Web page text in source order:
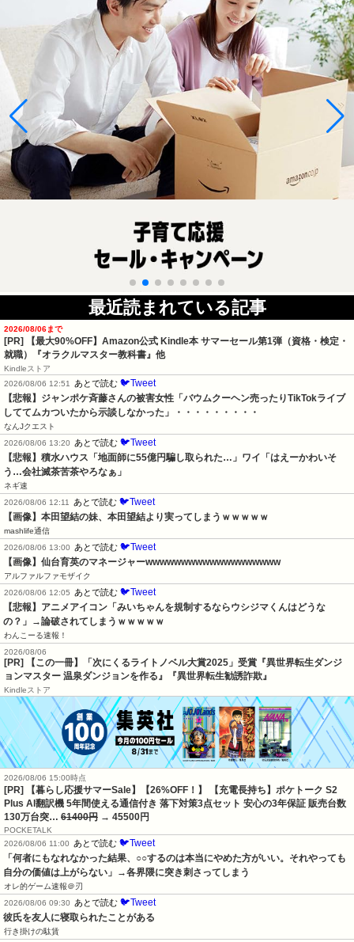
最近読まれている記事
2026/08/06まで
[PR]
【最大90%OFF】Amazon公式 Kindle本 サマーセール第1弾（資格・検定・
就職）『オラクルマスター教科書』他
Kindleストア
2026/08/06 12:51
あとで読む 🐦Tweet
【悲報】ジャンポケ斉藤さんの被害女性「バウムクーヘン売ったりTikTokライブ
しててムカついたから示談しなかった」・・・・・・・・・
なんJクエスト
2026/08/06 13:20
あとで読む 🐦Tweet
【悲報】積水ハウス「地面師に55億円騙し取られた…」ワイ「はえーかわいそ
う…会社滅茶苦茶やろなぁ」
ネギ速
2026/08/06 12:11
あとで読む 🐦Tweet
【画像】本田望結の妹、本田望結より実ってしまうｗｗｗｗｗ
mashlife通信
2026/08/06 13:00
あとで読む 🐦Tweet
【画像】仙台育英のマネージャーwwwwwwwwwwwwwwwwwww
アルファルファモザイク
2026/08/06 12:05
あとで読む 🐦Tweet
【悲報】アニメアイコン「みいちゃんを規制するならウシジマくんはどうな
の？」→論破されてしまうｗｗｗｗｗ
わんこーる速報！
2026/08/06
[PR] 【この一冊】「次にくるライトノベル大賞2025」受賞『異世界転生ダンジ
ョンマスター 温泉ダンジョンを作る』『異世界転生勧誘詐欺』
Kindleストア
2026/08/06 15:00時点
[PR] 【暮らし応援サマーSale】【26%OFF！】 【充電長持ち】ポケトーク S2
Plus AI翻訳機 5年間使える通信付き 落下対策3点セット 安心の3年保証 販売台数
130万台突… 61400円 → 45500円
POCKETALK
2026/08/06 11:00
あとで読む 🐦Tweet
「何者にもなれなかった結果、○○するのは本当にやめた方がいい。それやっても
自分の価値は上がらない」→各界隈に突き刺さってしまう
オレ的ゲーム速報＠刃
2026/08/06 09:30
あとで読む 🐦Tweet
彼氏を友人に寝取られたことがある
行き掛けの駄賃